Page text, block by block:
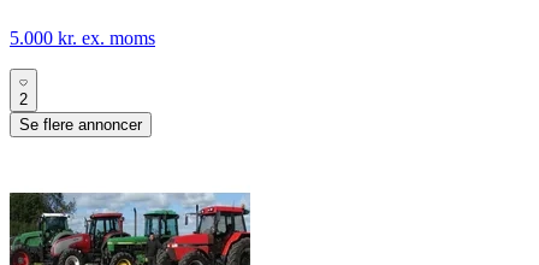
5.000 kr. ex. moms
2
Se flere annoncer